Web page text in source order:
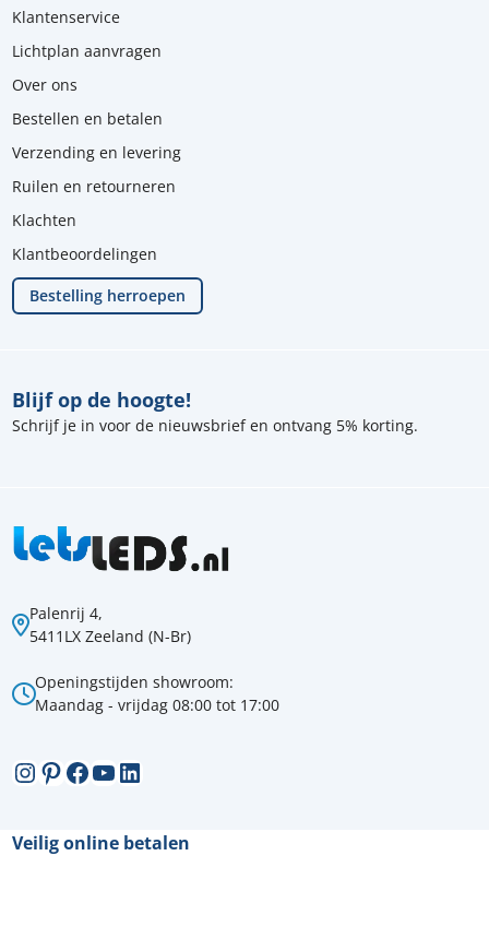
Palenrij 4,
5411LX Zeeland (N-Br)
Openingstijden showroom:
Maandag - vrijdag 08:00 tot 17:00
Instagram
Pinterest
Facebook
YouTube
LinkedIn
Blijf op de hoogte!
Schrijf je in voor de nieuwsbrief en ontvang 5% korting.
Klantenservice
Lichtplan aanvragen
Over ons
Bestellen en betalen
Verzending en levering
Ruilen en retourneren
Klachten
Klantbeoordelingen
Bestelling herroepen
Veilig online betalen